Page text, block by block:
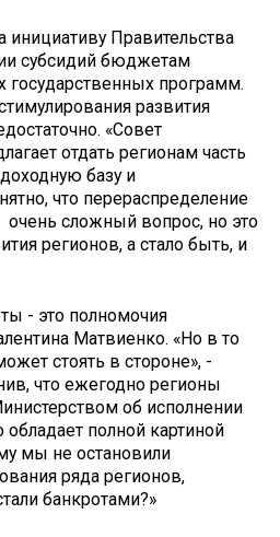
Правительства
субсидий бюджетам
программ.
развития
«Совет
отдать регионам часть
базу и
что перераспределение
сложный вопрос, но это
регионов, а стало быть, и
- это полномочия
Матвиенко. «Но в то
стоять в стороне», -
что ежегодно регионы
об исполнении
полной картиной
мы не остановили
ряда регионов,
банкротами?»